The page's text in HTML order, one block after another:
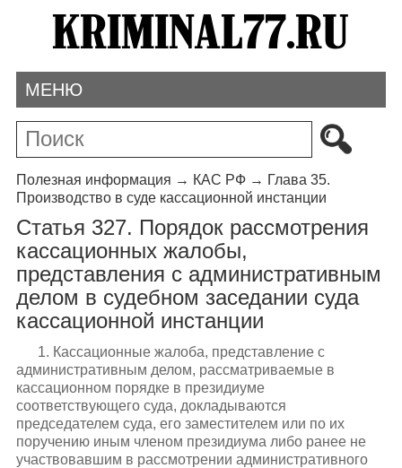
МЕНЮ
Полезная информация → КАС РФ→ Глава 35.
Производство в суде кассационной инстанции
Статья 327. Порядок рассмотрения
кассационных жалобы,
представления с административным
делом в судебном заседании суда
кассационной инстанции
1. Кассационные жалоба, представление с
административным делом, рассматриваемые в
кассационном порядке в президиуме
соответствующего суда, докладываются
председателем суда, его заместителем или по их
поручению иным членом президиума либо ранее не
участвовавшим в рассмотрении административного